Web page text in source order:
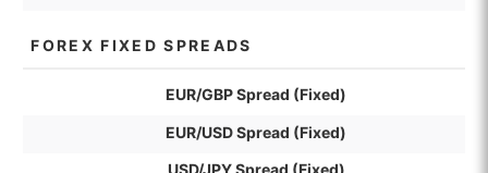
FOREX FIXED SPREADS
EUR/GBP Spread (Fixed)
EUR/USD Spread (Fixed)